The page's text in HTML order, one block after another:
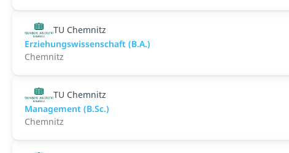
TU Chemnitz
Erziehungswissenschaft (B.A.)
Chemnitz
TU Chemnitz
Management (B.Sc.)
Chemnitz